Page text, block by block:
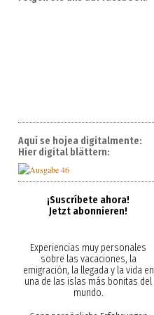
Aquí se hojea digitalmente:
Hier digital blättern:
¡Suscríbete ahora!
Jetzt abonnieren!
Experiencias muy personales
sobre las vacaciones, la
emigración, la llegada y la vida en
una de las islas más bonitas del
mundo.